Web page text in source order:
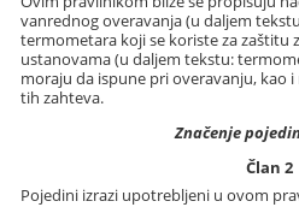
vanrednog overavanja (u daljem
termometara koji se koriste za zaštitu
ustanovama (u daljem tekstu:
moraju da ispune pri overavanju, kao
tih zahteva.
Značenje
Član 2
Pojedini izrazi upotrebljeni u ovom